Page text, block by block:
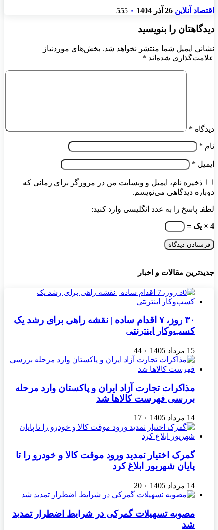
اقتصاد آنلاین 26 آذر 1404 ۰ 555
دیدگاهتان را بنویسید
نشانی ایمیل شما منتشر نخواهد شد. بخش‌های موردنیاز
علامت‌گذاری شده‌اند *
دیدگاه *
نام *
ایمیل *
ذخیره نام، ایمیل و وبسایت من در مرورگر برای زمانی که
دوباره دیدگاهی می‌نویسم.
لطفا پاسخ را به عدد انگلیسی وارد کنید:
4 × یک =
جدیدترین مقالات و اخبار
۳۰ روز، ۷ اقدام ساده | نقشه راهی برای رشد یک
کسب‌وکار اینترنتی
15 مرداد 1405 ۰ 44
مذاکرات تجارت آزاد ایران و پاکستان وارد مرحله
بررسی فهرست کالاها شد
14 مرداد 1405 ۰ 17
گمرک اختیار تمدید ورود موقت کالا و خودرو را تا
پایان شهریور ابلاغ کرد
14 مرداد 1405 ۰ 20
مصوبه تسهیلات گمرکی در شرایط اضطرار تمدید
شد